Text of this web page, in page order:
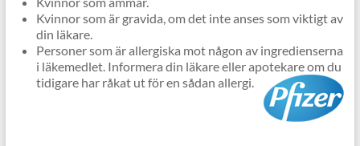
Kvinnor som är gravida, om det inte anses som viktigt av
din läkare.
Personer som är allergiska mot någon av ingredienserna
i läkemedlet. Informera din läkare eller apotekare om du
tidigare har råkat ut för en sådan allergi.